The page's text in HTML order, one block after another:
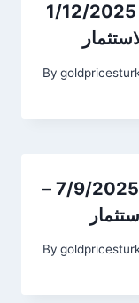
أسعار الذهب في ألمانيا اليوم 1/12/2025
By
أسعار الذهب في ألمانيا اليوم 7/9/2025 –
By